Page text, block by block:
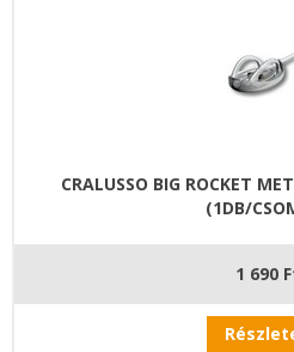
CRALUSSO BIG ROCKET
(1DB/
1 690